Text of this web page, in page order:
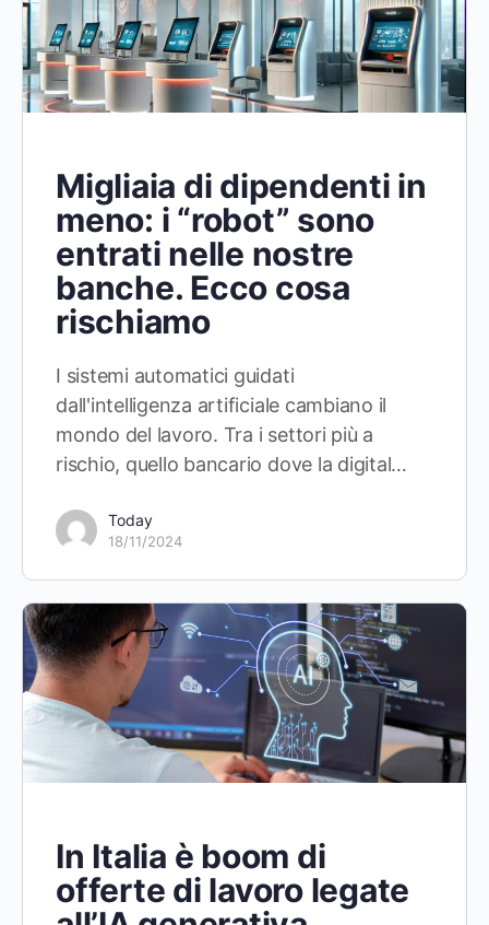
Migliaia di dipendenti in
meno: i “robot” sono
entrati nelle nostre
banche. Ecco cosa
rischiamo
I sistemi automatici guidati
dall'intelligenza artificiale cambiano il
mondo del lavoro. Tra i settori più a
rischio, quello bancario dove la digital…
Today
18/11/2024
In Italia è boom di
offerte di lavoro legate